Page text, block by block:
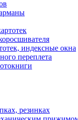
индексные окна
переплета
резинках